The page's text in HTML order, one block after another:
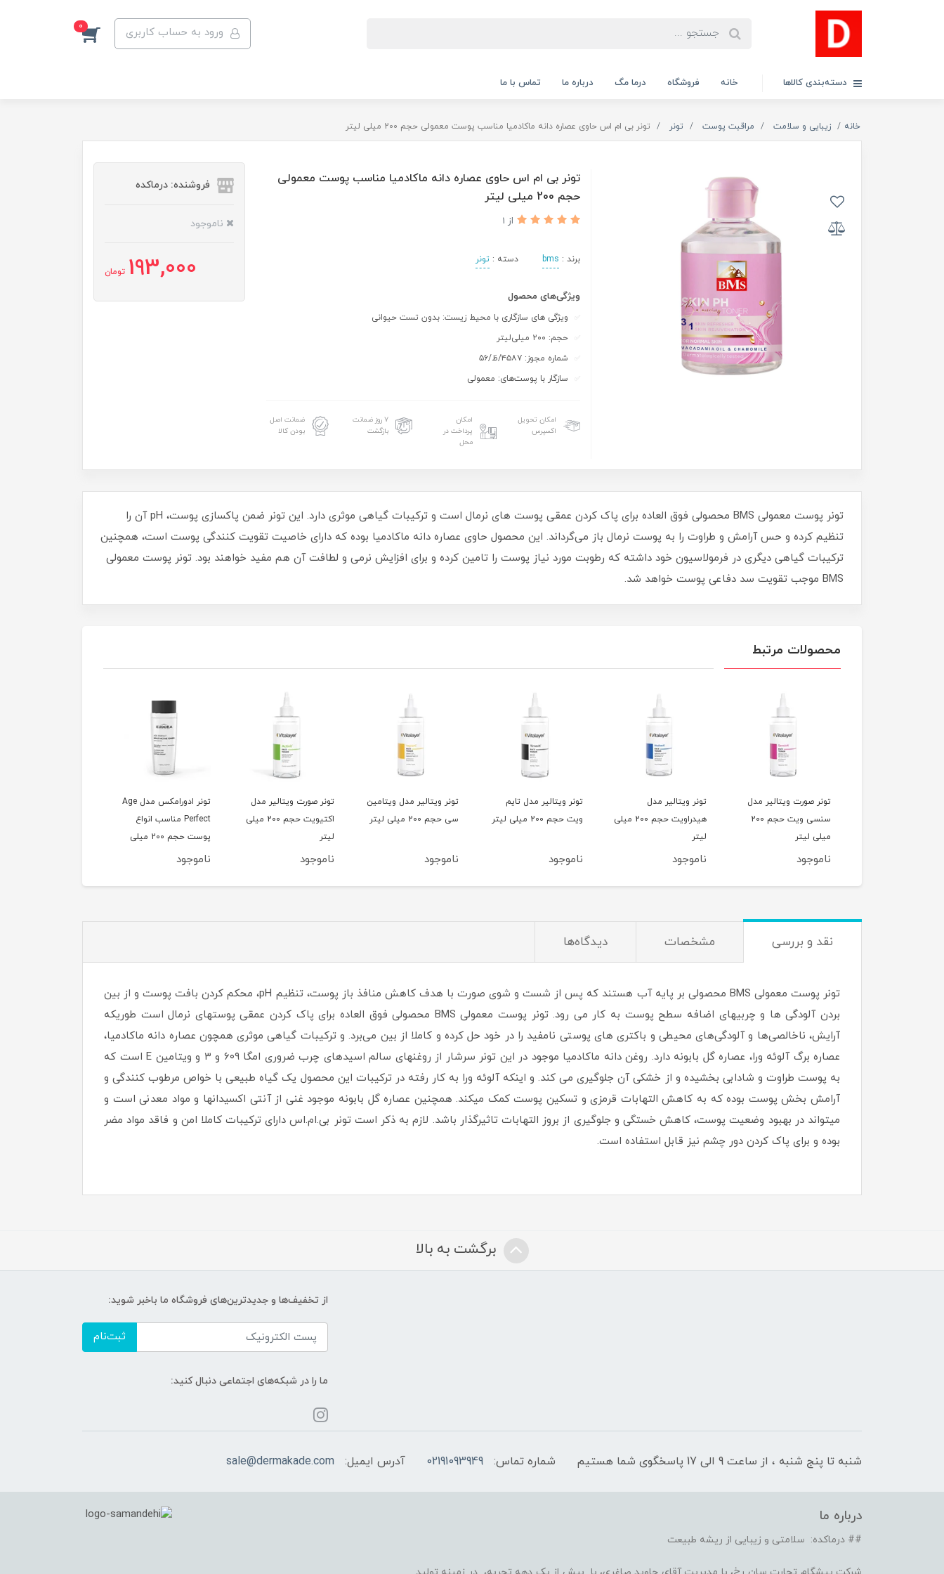
ورود به حساب کاربری 0
دسته‌بندی کالاها خانه فروشگاه درما مگ درباره ما تماس با ما
خانه زیبایی و سلامت مراقبت پوست تونر تونر بی ام اس حاوی عصاره دانه ماکادمیا مناسب پوست معمولی حجم 200 میلی لیتر
تونر بی ام اس حاوی عصاره دانه ماکادمیا مناسب پوست معمولی
حجم 200 میلی لیتر
از 1
برند : bms دسته :تونر
ویژگی‌های محصول
ویژگی های سازگاری با محیط زیست: بدون تست حیوانی
حجم: ۲۰۰ میلی‌لیتر
شماره مجوز: ۴۵۸۷/ظ/۵۶
سازگار با پوست‌های: معمولی
امکان تحویل
اکسپرس
امکان
پرداخت در
محل
۷ روز ضمانت
بازگشت
ضمانت اصل
بودن کالا
فروشنده: درماکده
ناموجود
193,000 تومان
تونر پوست معمولی BMS محصولی فوق العاده برای پاک کردن عمقی پوست های نرمال است و ترکیبات گیاهی موثری دارد. این تونر ضمن پاکسازی پوست، pH آن را
تنظیم کرده و حس آرامش و طراوت را به پوست نرمال باز می‌گرداند. این محصول حاوی عصاره دانه ماکادمیا بوده که دارای خاصیت تقویت کنندگی پوست است، همچنین
ترکیبات گیاهی دیگری در فرمولاسیون خود داشته که رطوبت مورد نیاز پوست را تامین کرده و برای افزایش نرمی و لطافت آن هم مفید خواهند بود. تونر پوست معمولی
BMS موجب تقویت سد دفاعی پوست خواهد شد.
محصولات مرتبط
تونر صورت ویتالیر مدل
سنسی ویت حجم 200
میلی لیتر
ناموجود
تونر ویتالیر مدل
هیدراویت حجم 200 میلی
لیتر
ناموجود
تونر ویتالیر مدل تایم
ویت حجم 200 میلی لیتر
ناموجود
تونر ویتالیر مدل ویتامین
سی حجم 200 میلی لیتر
ناموجود
تونر صورت ویتالیر مدل
اکتیویت حجم 200 میلی
لیتر
ناموجود
تونر ادورامکس مدل Age
Perfect مناسب انواع
پوست حجم 200 میلی
لیتر
ناموجود
نقد و بررسی مشخصات دیدگاه‌ها
تونر پوست معمولی BMS محصولی بر پایه آب هستند که پس از شست و شوی صورت با هدف کاهش منافذ باز پوست، تنظیم pH، محکم کردن بافت پوست و از بین
بردن آلودگی ها و چربیهای اضافه سطح پوست به کار می رود. تونر پوست معمولی BMS محصولی فوق العاده برای پاک کردن عمقی پوستهای نرمال است طوریکه
آرایش، ناخالصی‌ها و آلودگی‌های محیطی و باکتری های پوستی نامفید را در خود حل کرده و کاملا از بین می‌برد. و ترکیبات گیاهی موثری همچون عصاره دانه ماکادمیا،
عصاره برگ آلوئه ورا، عصاره گل بابونه دارد. روغن دانه ماکادمیا موجود در این تونر سرشار از روغنهای سالم اسیدهای چرب ضروری امگا ۶۰۹ و ۳ و ویتامین E است که
به پوست طراوت و شادابی بخشیده و از خشکی آن جلوگیری می کند. و اینکه آلوئه ورا به کار رفته در ترکیبات این محصول یک گیاه طبیعی با خواص مرطوب کنندگی و
آرامش بخش پوست بوده که به کاهش التهابات قرمزی و تسکین پوست کمک میکند. همچنین عصاره گل بابونه موجود غنی از آنتی اکسیدانها و مواد معدنی است و
میتواند در بهبود وضعیت پوست، کاهش خستگی و جلوگیری از بروز التهابات تاثیرگذار باشد. لازم به ذکر است تونر بی.ام.اس دارای ترکیبات کاملا امن و فاقد مواد مضر
بوده و برای پاک کردن دور چشم نیز قابل استفاده است.
برگشت به بالا
از تخفیف‌ها و جدیدترین‌های فروشگاه ما باخبر شوید:
ثبت‌نام
ما را در شبکه‌های اجتماعی دنبال کنید:
شنبه تا پنج شنبه ، از ساعت 9 الی 17 پاسخگوی شما هستیم شماره تماس: 02191093949 آدرس ایمیل: sale@dermakade.com
درباره ما
## درماکده: سلامتی و زیبایی از ریشه طبیعت